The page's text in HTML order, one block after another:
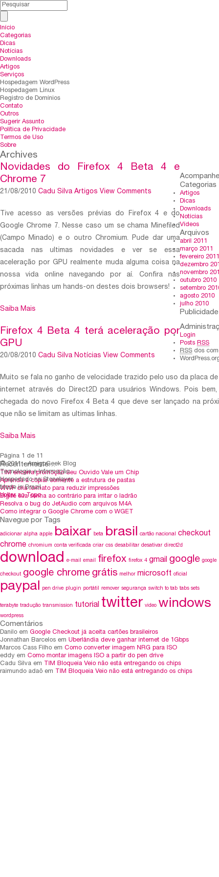
Início
Categorias
Dicas
Notícias
Downloads
Artigos
Serviços
Hospedagem WordPress
Hospedagem Linux
Registro de Domínios
Contato
Outros
Sugerir Assunto
Política de Privacidade
Termos de Uso
Sobre
Archives
Acompanhe
Categorias
Artigos
Dicas
Downloads
Notícias
Vídeos
Arquivos
abril 2011
março 2011
fevereiro 2011
dezembro
novembro
outubro 2010
setembro
agosto 2010
julho 2010
Publicidade
Login
Posts RSS
RSS dos
Novidades do Firefox 4 Beta 4 e
Chrome 7
21/08/2010 Cadu Silva Artigos View Comments
Tive acesso as versões prévias do Firefox 4 e do
Google Chrome 7. Nesse caso um se chama Minefiled
(Campo Minado) e o outro Chromium. Pude dar uma
sacada nas ultimas novidades e ver se essa
aceleração por GPU realmente muda alguma coisa na
nossa vida online navegando por aí. Confira nas
próximas linhas um hands-on destes dois browsers!
Saiba Mais
Firefox 4 Beta 4 terá aceleração por
GPU
20/08/2010 Cadu Silva Notícias View Comments
Muito se fala no ganho de velocidade trazido pelo uso da placa
internet através do Direct2D para usuários Windows. Pois
chegada do novo Firefox 4 Beta 4 que deve ser lançado na
que não se limitam as ultimas linhas.
Saiba Mais
Página 1 de 1 1
Recentemente…
TIM encerra promoção Seu Ouvido Vale um Chip
Aprenda a copiar somente a estrutura de pastas
WWF cria formato para reduzir impressões
Digite sua senha ao contrário para irritar o ladrão
Resolva o bug do JetAudio com arquivos M4A
Como integrar o Google Chrome com o WGET
Navegue por Tags
adicionar alpha apple baixar beta brasil cartão nacional
checkout
chrome chromium conta verificada criar css desabilitar desativar direct2d
download e-mail email firefox firefox 4 gmail google google
checkout google chrome grátis melhor microsoft oficial
paypal pen drive plugin portátil remover segurança switch to tab tabs sets
terabyte tradução transmission tutorial twitter video windows
wordpress
Comentários
Danilo em Google Checkout já aceita cartões brasileiros
Jonnathan Barcelos em Uberlândia deve ganhar internet de 1Gbps
Marcos Cass Filho em Como converter imagem NRG para ISO
eddy em Como montar imagens ISO a partir do pen drive
Cadu Silva em
TIM Bloqueia Veio não está entregando os chips
raimundo adaõ em
TIM Bloqueia Veio não está entregando os chips
© 2011 - AmigoGeek Blog
Tecnologia e Informação
Hospedado na Stonelayer
Made in Brazil
Voltar ao Topo